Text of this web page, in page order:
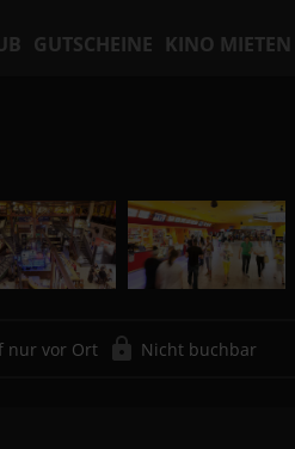
GUTSCHEINE KINO MIETEN
nur vor Ort Nicht buchbar